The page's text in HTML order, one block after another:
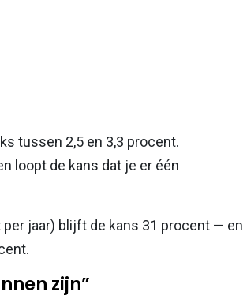
tussen 2,5 en 3,3 procent.
loopt de kans dat je er één
jaar) blijft de kans 31 procent — en
zijn”